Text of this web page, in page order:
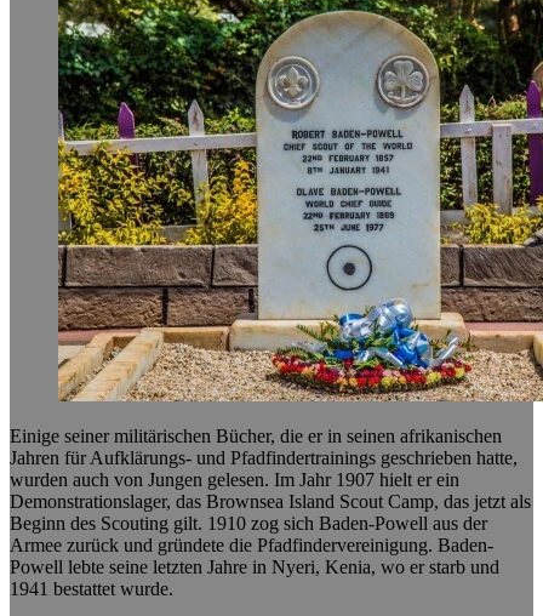
Einige seiner militärischen Bücher, die er in seinen afrikanischen
Jahren für Aufklärungs- und Pfadfindertrainings geschrieben hatte,
wurden auch von Jungen gelesen. Im Jahr 1907 hielt er ein
Demonstrationslager, das Brownsea Island Scout Camp, das jetzt als
Beginn des Scouting gilt. 1910 zog sich Baden-Powell aus der
Armee zurück und gründete die Pfadfindervereinigung. Baden-
Powell lebte seine letzten Jahre in Nyeri, Kenia, wo er starb und
1941 bestattet wurde.